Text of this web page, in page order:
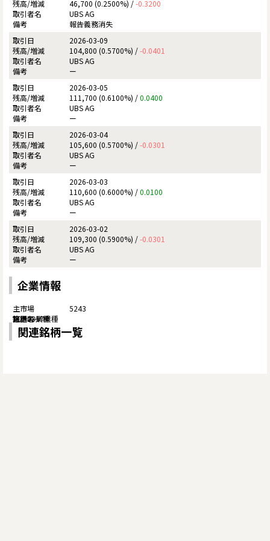
46,700 (0.2500%) /-0.3200
UBS AG
報告義務消失
2026-03-09
104,800 (0.5700%) /-0.0401
UBS AG
ー
2026-03-05
111,700 (0.6100%) /0.0400
UBS AG
ー
2026-03-04
105,600 (0.5700%) /-0.0301
UBS AG
ー
2026-03-03
110,600 (0.6000%) /0.0100
UBS AG
ー
2026-03-02
109,300 (0.5900%) /-0.0301
UBS AG
ー
企業情報
5243
関連銘柄一覧